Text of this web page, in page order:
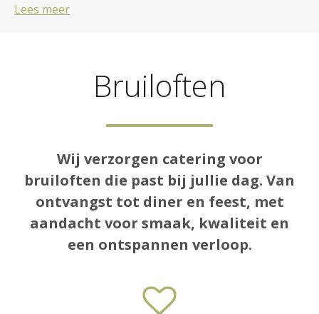
Lees meer
Bruiloften
Wij verzorgen catering voor
bruiloften die past bij jullie dag. Van
ontvangst tot diner en feest, met
aandacht voor smaak, kwaliteit en
een ontspannen verloop.